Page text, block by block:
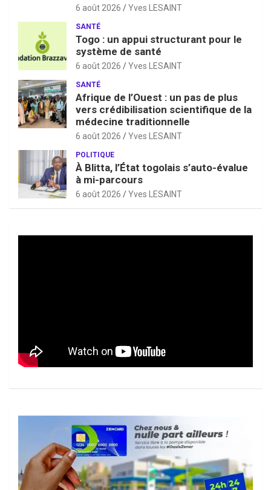
6 août 2026 Yves LESAINT
SANTÉ
Togo : un appui structurant pour le
système de santé
6 août 2026 Yves LESAINT
SANTÉ
Afrique de l’Ouest : un pas de plus
vers crédibilisation scientifique de la
médecine traditionnelle
6 août 2026 Yves LESAINT
POLITIQUE
À Blitta, l’État togolais s’auto-évalue
à mi-parcours
6 août 2026 Yves LESAINT